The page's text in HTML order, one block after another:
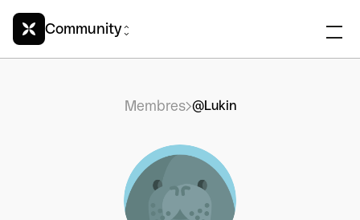
Community
Membres @Lukin